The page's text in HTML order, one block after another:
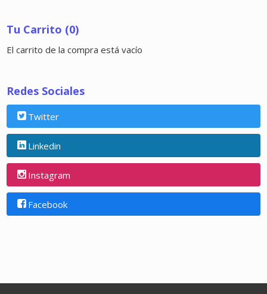
Tu Carrito (0)
El carrito de la compra está vacío
Redes Sociales
Twitter
Linkedin
Instagram
Facebook